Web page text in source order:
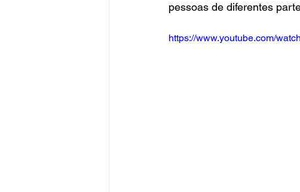
pessoas de diferentes
https://www.youtube.com/